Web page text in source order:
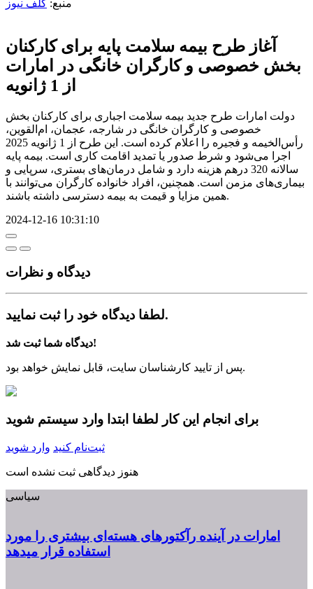
منبع: گلف نیوز
آغاز طرح بيمه سلامت پایه برای کارکنان
بخش خصوصی و کارگران خانگی در امارات
از 1 ژانویه
دولت امارات طرح جدید بیمه سلامت اجباری برای کارکنان بخش
خصوصی و کارگران خانگی در شارجه، عجمان، ام‌القوین،
رأس‌الخیمه و فجیره را اعلام کرده است. این طرح از 1 ژانویه 2025
اجرا می‌شود و شرط صدور یا تمدید اقامت کاری است. بیمه پایه
سالانه 320 درهم هزینه دارد و شامل درمان‌های بستری، سرپایی و
بیماری‌های مزمن است. همچنین، افراد خانواده کارگران می‌توانند با
همین مزایا و قیمت به بیمه دسترسی داشته باشند.
2024-12-16 10:31:10
دیدگاه‌ و نظرات
لطفا دیدگاه خود را ثبت نمایید.
دیدگاه شما ثبت شد!
پس از تایید کارشناسان سایت، قابل نمایش خواهد بود.
برای انجام این کار لطفا ابتدا وارد سیستم شوید
ثبت‌نام کنید وارد شوید
هنوز دیدگاهی ثبت نشده است
سیاسی
امارات در آینده رآکتورهای هسته‌ای بیشتری را مورد
استفاده قرار میدهد